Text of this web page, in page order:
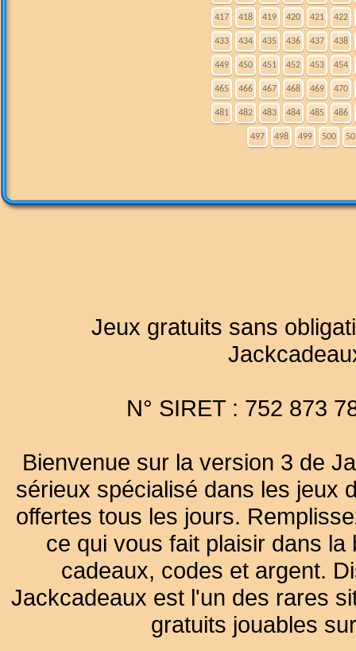
417 418 419 420 421 422
433 434 435 436 437 438
449 450 451 452 453 454
465 466 467 468 469 470
481 482 483 484 485 486
497 498 499 500
Jeux gratuits sans
N° SIRET : 752 873
Bienvenue sur la version 3 de
sérieux spécialisé dans les jeux
offertes tous les jours.
ce qui vous fait plaisir dans
cadeaux, codes et argent.
Jackcadeaux est l'un des rares
gratuits jouables